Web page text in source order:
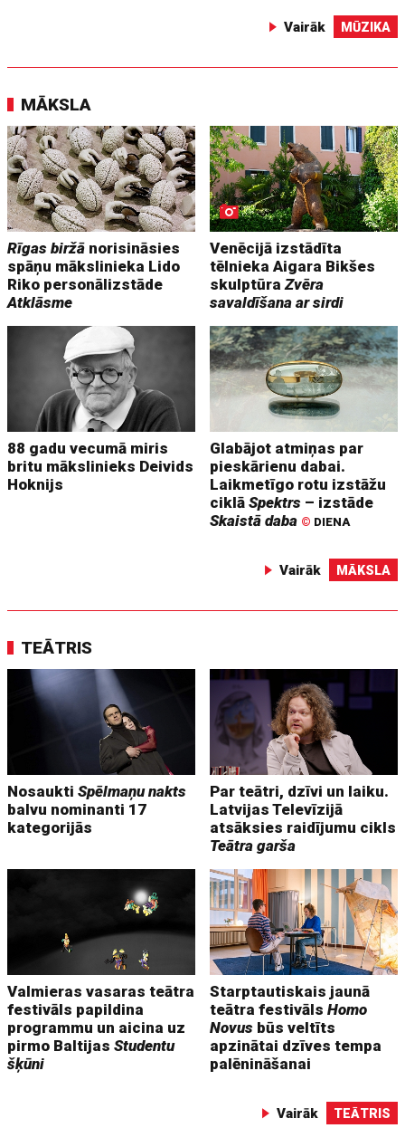
Vairāk MŪZIKA
MĀKSLA
Rīgas biržā norisināsies
spāņu mākslinieka Lido
Riko personālizstāde
Atklāsme
Venēcijā izstādīta
tēlnieka Aigara Bikšes
skulptūraZvēra
savaldīšana ar sirdi
88 gadu vecumā miris
britu mākslinieks Deivids
Hoknijs
Glabājot atmiņas par
pieskārienu dabai.
Laikmetīgo rotu izstāžu
ciklāSpektrs – izstāde
Skaistā daba © DIENA
Vairāk MĀKSLA
TEĀTRIS
NosauktiSpēlmaņu nakts
balvu nominanti 17
kategorijās
Par teātri, dzīvi un laiku.
Latvijas Televīzijā
atsāksies raidījumu cikls
Teātra garša
Valmieras vasaras teātra
festivāls papildina
programmu un aicina uz
pirmo BaltijasStudentu
šķūni
Starptautiskais jaunā
teātra festivālsHomo
Novus būs veltīts
apzinātai dzīves tempa
palēnināšanai
Vairāk TEĀTRIS